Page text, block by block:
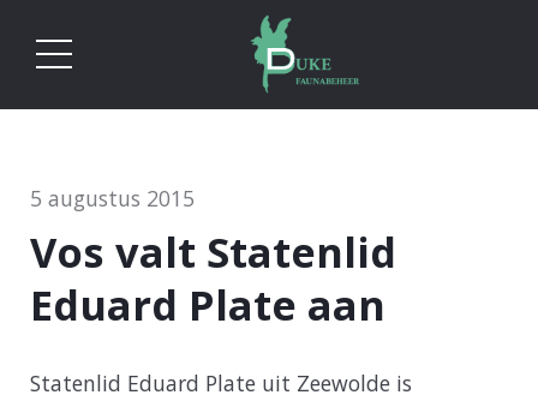
5 augustus 2015
Vos valt Statenlid
Eduard Plate aan
Statenlid Eduard Plate uit Zeewolde is